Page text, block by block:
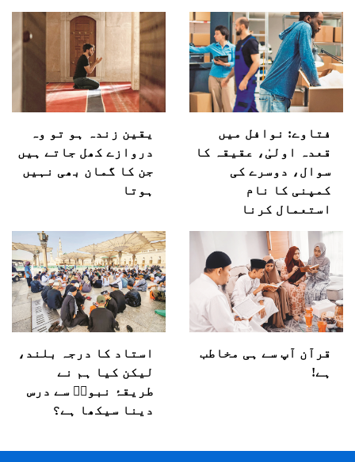
فتاوے: نوافل میں
قعدہ اولیٰ، عقیقہ کا
سوال، دوسرے کی
کمپنی کا نام
استعمال کرنا
یقین زندہ ہو تو وہ
دروازے کھل جاتے ہیں
جن کا گمان بھی نہیں
ہوتا
قرآن آپ سے ہی مخاطب
ہے!
استاد کا درجہ بلند،
لیکن کیا ہم نے
طریقۂ نبویؐ سے درس
دینا سیکھا ہے؟